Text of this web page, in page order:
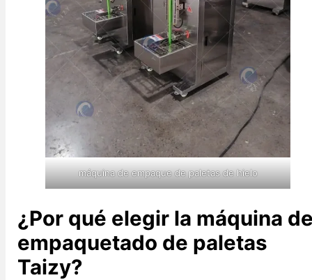
máquina de empaque de paletas de hielo
¿Por qué elegir la máquina
empaquetado de paletas
Taizy?